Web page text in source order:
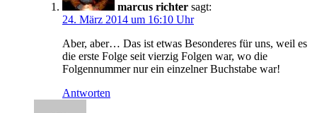
marcus richter sagt:
24. März 2014 um 16:10 Uhr
Aber, aber… Das ist etwas Besonderes für uns, weil es
die erste Folge seit vierzig Folgen war, wo die
Folgennummer nur ein einzelner Buchstabe war!
Antworten